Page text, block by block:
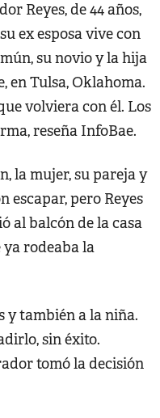
Reyes, de 44 años,
ex esposa vive con
su novio y la hija
en Tulsa, Oklahoma.
volviera con él. Los
reseña InfoBae.
la mujer, su pareja y
escapar, pero Reyes
al balcón de la casa
rodeaba la
y también a la niña.
sin éxito.
tomó la decisión